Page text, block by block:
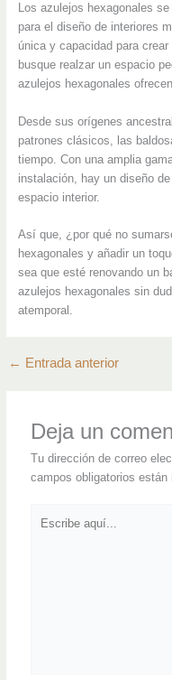
Los azulejos hexagonales
para el diseño de interiores
única y capacidad para
busque realzar un espacio
azulejos hexagonales
Desde sus orígenes
patrones clásicos, las
tiempo. Con una amplia
instalación, hay un diseño
espacio interior.
Así que, ¿por qué no
hexagonales y añadir un
sea que esté renovando un
azulejos hexagonales sin
atemporal.
← Entrada anterior
Deja un
Tu dirección de correo
campos obligatorios
aquí...